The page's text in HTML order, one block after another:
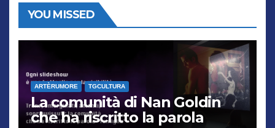
YOU MISSED
ARTÈRUMORE TGCULTURA
La comunità di Nan Goldin
che ha riscritto la parola